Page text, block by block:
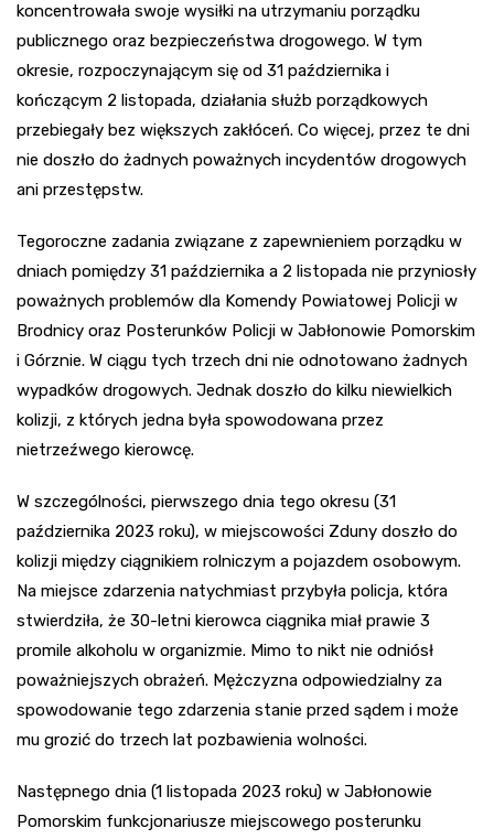
koncentrowała swoje wysiłki na utrzymaniu porządku
publicznego oraz bezpieczeństwa drogowego. W tym
okresie, rozpoczynającym się od 31 października i
kończącym 2 listopada, działania służb porządkowych
przebiegały bez większych zakłóceń. Co więcej, przez te dni
nie doszło do żadnych poważnych incydentów drogowych
ani przestępstw.
Tegoroczne zadania związane z zapewnieniem porządku w
dniach pomiędzy 31 października a 2 listopada nie przyniosły
poważnych problemów dla Komendy Powiatowej Policji w
Brodnicy oraz Posterunków Policji w Jabłonowie Pomorskim
i Górznie. W ciągu tych trzech dni nie odnotowano żadnych
wypadków drogowych. Jednak doszło do kilku niewielkich
kolizji, z których jedna była spowodowana przez
nietrzeźwego kierowcę.
W szczególności, pierwszego dnia tego okresu (31
października 2023 roku), w miejscowości Zduny doszło do
kolizji między ciągnikiem rolniczym a pojazdem osobowym.
Na miejsce zdarzenia natychmiast przybyła policja, która
stwierdziła, że 30-letni kierowca ciągnika miał prawie 3
promile alkoholu w organizmie. Mimo to nikt nie odniósł
poważniejszych obrażeń. Mężczyzna odpowiedzialny za
spowodowanie tego zdarzenia stanie przed sądem i może
mu grozić do trzech lat pozbawienia wolności.
Następnego dnia (1 listopada 2023 roku) w Jabłonowie
Pomorskim funkcjonariusze miejscowego posterunku